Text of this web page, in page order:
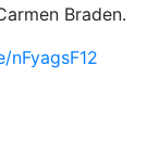
Braden.